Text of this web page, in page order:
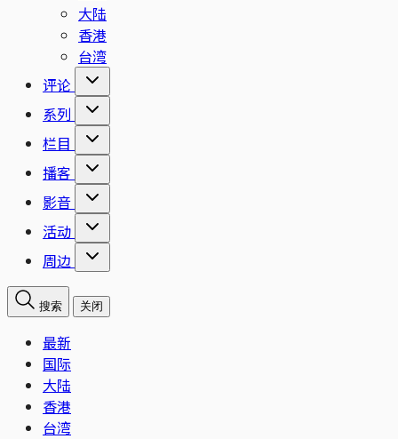
大陆
香港
台湾
评论
系列
栏目
播客
影音
活动
周边
搜索 关闭
最新
国际
大陆
香港
台湾